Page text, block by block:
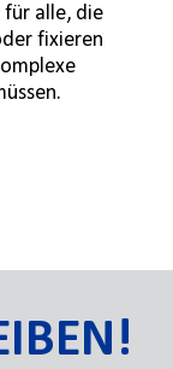
für alle, die
fixieren